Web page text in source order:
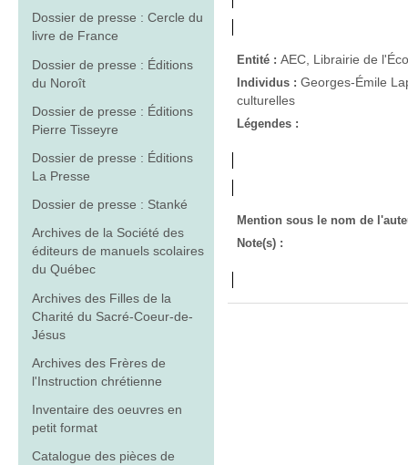
Dossier de presse : Cercle du
livre de France
Dossier de presse : Éditions
du Noroît
Dossier de presse : Éditions
Pierre Tisseyre
Dossier de presse : Éditions
La Presse
Dossier de presse : Stanké
Archives de la Société des
éditeurs de manuels scolaires
du Québec
Archives des Filles de la
Charité du Sacré-Coeur-de-
Jésus
Archives des Frères de
l'Instruction chrétienne
Inventaire des oeuvres en
petit format
Catalogue des pièces de
Entité : AEC, Librairie de
Individus : Georges-Émile
culturelles
Légendes :
Mention sous le nom de
Note(s) :